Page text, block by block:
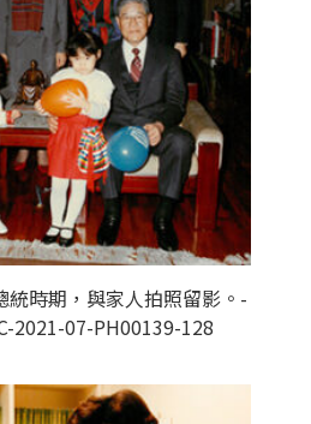
統時期，與家人拍照留影。-
2021-07-PH00139-128